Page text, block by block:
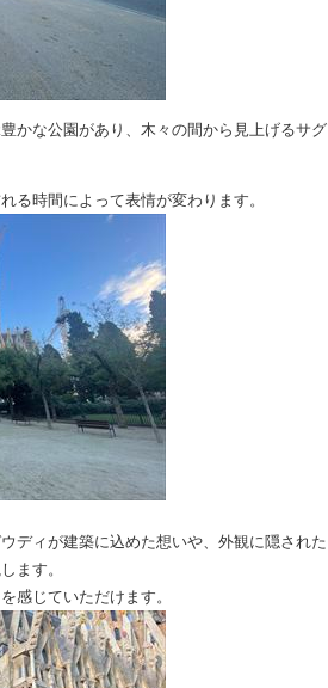
かな公園があり、木々の間から見上げるサグ
る時間によって表情が変わります。
ディが建築に込めた想いや、外観に隠された
ます。
感じていただけます。